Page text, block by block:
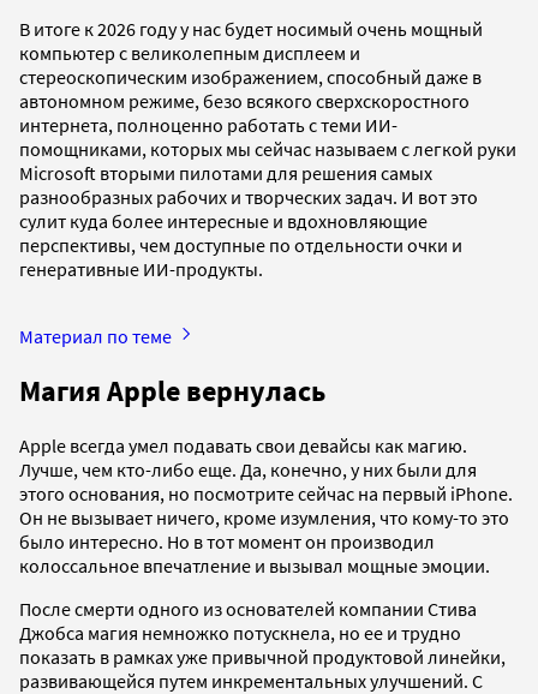
В итоге к 2026 году у нас будет носимый очень мощный
компьютер с великолепным дисплеем и
стереоскопическим изображением, способный даже в
автономном режиме, безо всякого сверхскоростного
интернета, полноценно работать с теми ИИ-
помощниками, которых мы сейчас называем с легкой руки
Microsoft вторыми пилотами для решения самых
разнообразных рабочих и творческих задач. И вот это
сулит куда более интересные и вдохновляющие
перспективы, чем доступные по отдельности очки и
генеративные ИИ-продукты.
Материал по теме
Магия Apple вернулась
Apple всегда умел подавать свои девайсы как магию.
Лучше, чем кто-либо еще. Да, конечно, у них были для
этого основания, но посмотрите сейчас на первый iPhone.
Он не вызывает ничего, кроме изумления, что кому-то это
было интересно. Но в тот момент он производил
колоссальное впечатление и вызывал мощные эмоции.
После смерти одного из основателей компании Стива
Джобса магия немножко потускнела, но ее и трудно
показать в рамках уже привычной продуктовой линейки,
развивающейся путем инкрементальных улучшений. С